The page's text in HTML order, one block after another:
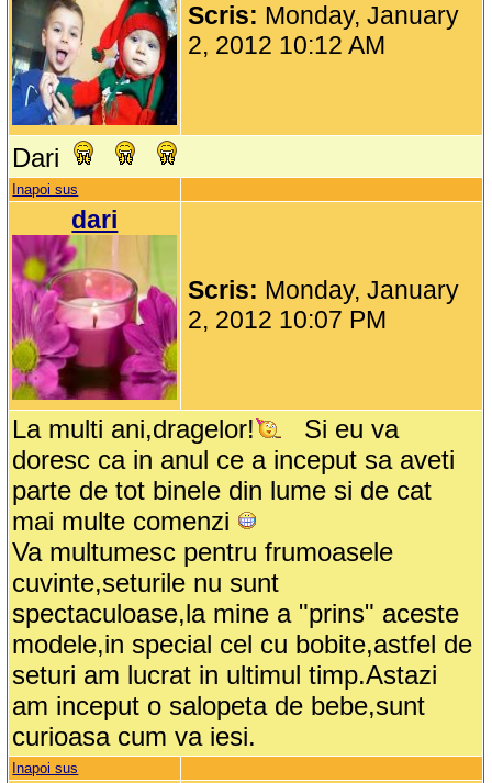
Scris: Monday, January
2, 2012 10:12 AM
Dari
Inapoi sus
dari
Scris: Monday, January
2, 2012 10:07 PM
La multi ani,dragelor!
Si eu va
doresc ca in anul ce a inceput sa aveti
parte de tot binele din lume si de cat
mai multe comenzi
Va multumesc pentru frumoasele
cuvinte,seturile nu sunt
spectaculoase,la mine a "prins" aceste
modele,in special cel cu bobite,astfel de
seturi am lucrat in ultimul timp.Astazi
am inceput o salopeta de bebe,sunt
curioasa cum va iesi.
Inapoi sus